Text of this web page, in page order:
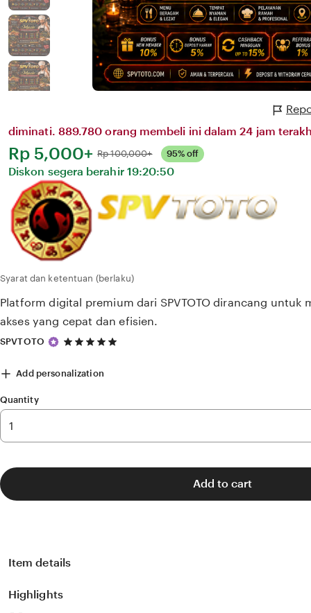
diminati. 889.780 orang membeli ini dalam 24 jam
Harga:
Rp 5,000+ Normal:
Rp 100,000+ 95% off
Diskon segera berahir 19:20:50
Syarat dan ketentuan (berlaku)
Platform digital premium dari SPVTOTO dirancang untuk
akses yang cepat dan efisien.
SPVTOTO
5
5
Add personalization
Quantity
Add to cart
Item details
Highlights